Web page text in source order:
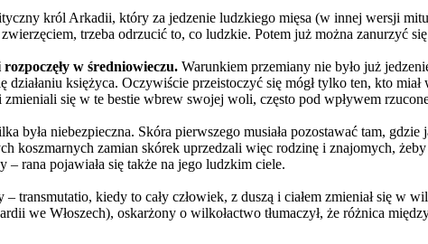
król Arkadii, który za jedzenie ludzkiego mięsa (w innej wersji
zwierzęciem, trzeba odrzucić to, co ludzkie. Potem już można zanurzyć
w średniowieczu. Warunkiem przemiany nie było już
działaniu księżyca. Oczywiście przeistoczyć się mógł tylko ten, kto
się w te bestie wbrew swojej woli, często pod wpływem
była niebezpieczna. Skóra pierwszego musiała pozostawać tam,
koszmarnych zamian skórek uprzedzali więc rodzinę i znajomych,
– rana pojawiała się także na jego ludzkim ciele.
– transmutatio, kiedy to cały człowiek, z duszą i ciałem zmieniał się
we Włoszech), oskarżony o wilkołactwo tłumaczył, że różnica